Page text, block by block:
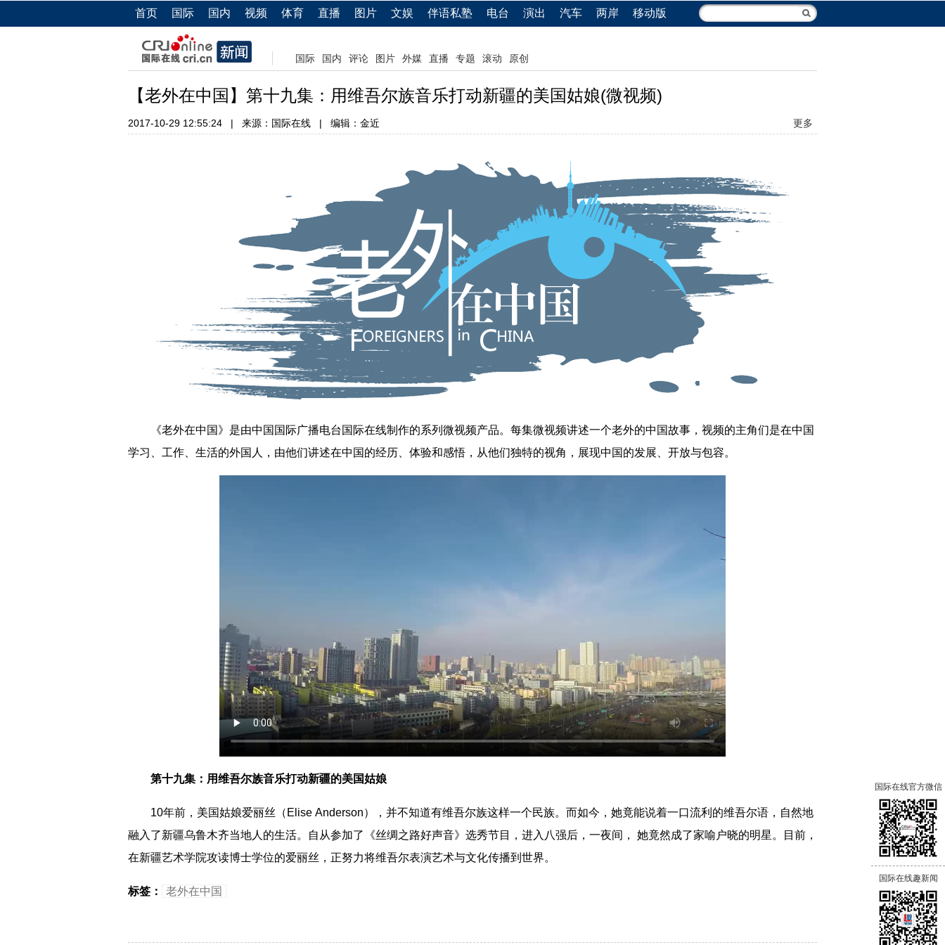
首页 国际 国内 视频 体育 直播 图片 文娱 伴语私塾 电台 演出 汽车 两岸 移动版
国际 国内 评论 图片 外媒 直播 专题 滚动 原创
【老外在中国】第十九集：用维吾尔族音乐打动新疆的美国姑娘(微视频)
2017-10-29 12:55:24 | 来源：国际在线 | 编辑：金近 更多
《老外在中国》是由中国国际广播电台国际在线制作的系列微视频产品。每集微视频讲述一个老外的中国故事，视频的主角们是在中国
学习、工作、生活的外国人，由他们讲述在中国的经历、体验和感悟，从他们独特的视角，展现中国的发展、开放与包容。
第十九集：用维吾尔族音乐打动新疆的美国姑娘
10年前，美国姑娘爱丽丝（Elise Anderson），并不知道有维吾尔族这样一个民族。而如今，她竟能说着一口流利的维吾尔语，自然地
融入了新疆乌鲁木齐当地人的生活。自从参加了《丝绸之路好声音》选秀节目，进入八强后，一夜间， 她竟然成了家喻户晓的明星。目前，
在新疆艺术学院攻读博士学位的爱丽丝，正努力将维吾尔表演艺术与文化传播到世界。
标签： 老外在中国
国际在线官方微信
国际在线趣新闻